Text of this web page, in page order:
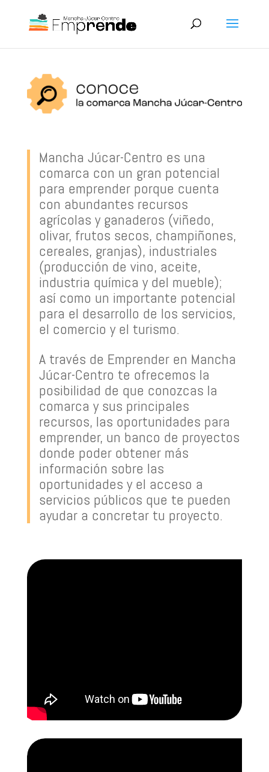
Mancha Júcar-Centro es una
comarca con un gran potencial
para emprender porque cuenta
con abundantes recursos
agrícolas y ganaderos (viñedo,
olivar, frutos secos, champiñones,
cereales, granjas), industriales
(producción de vino, aceite,
industria química y del mueble);
así como un importante potencial
para el desarrollo de los servicios,
el comercio y el turismo.
A través de Emprender en Mancha
Júcar-Centro te ofrecemos la
posibilidad de que conozcas la
comarca y sus principales
recursos, las oportunidades para
emprender, un banco de proyectos
donde poder obtener más
información sobre las
oportunidades y el acceso a
servicios públicos que te pueden
ayudar a concretar tu proyecto.